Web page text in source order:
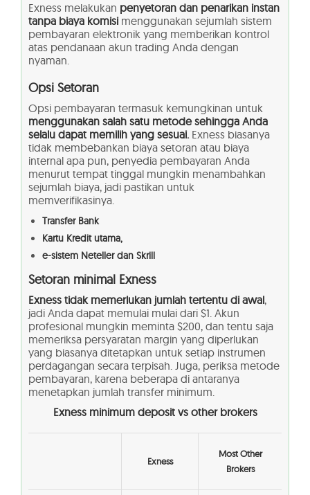
Exness melakukan penyetoran dan penarikan instan
tanpa biaya komisi menggunakan sejumlah sistem
pembayaran elektronik yang memberikan kontrol
atas pendanaan akun trading Anda dengan
nyaman.
Opsi Setoran
Opsi pembayaran termasuk kemungkinan untuk
menggunakan salah satu metode sehingga Anda
selalu dapat memilih yang sesuai. Exness biasanya
tidak membebankan biaya setoran atau biaya
internal apa pun, penyedia pembayaran Anda
menurut tempat tinggal mungkin menambahkan
sejumlah biaya, jadi pastikan untuk
memverifikasinya.
Transfer Bank
Kartu Kredit utama,
e-sistem Neteller dan Skrill
Setoran minimal Exness
Exness tidak memerlukan jumlah tertentu di awal,
jadi Anda dapat memulai mulai dari $1. Akun
profesional mungkin meminta $200, dan tentu saja
memeriksa persyaratan margin yang diperlukan
yang biasanya ditetapkan untuk setiap instrumen
perdagangan secara terpisah. Juga, periksa metode
pembayaran, karena beberapa di antaranya
menetapkan jumlah transfer minimum.
Exness minimum deposit vs other brokers
Exness
Most Other
Brokers